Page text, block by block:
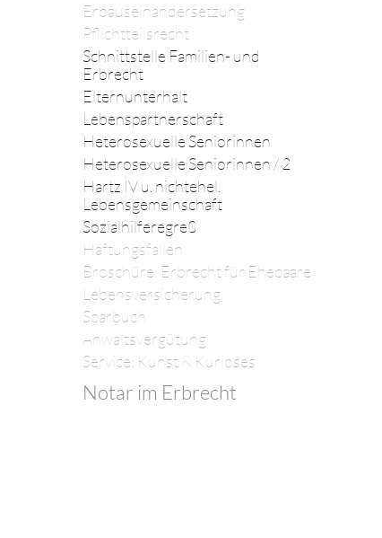
Erbauseinandersetzung
Pflichtteilsrecht
Schnittstelle Familien- und
Erbrecht
Elternunterhalt
Lebenspartnerschaft
Heterosexuelle Seniorinnen
Heterosexuelle Seniorinnen / 2
Hartz IV u. nichtehel.
Lebensgemeinschaft
Sozialhilferegreß
Haftungsfallen
Broschüre: Erbrecht für Ehepaare
Lebensversicherung
Sparbuch
Anwaltsvergütung
Service: Kunst & Kurioses
Notar im Erbrecht